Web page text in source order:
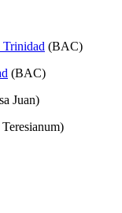
Trinidad (BAC)
(BAC)
Juan)